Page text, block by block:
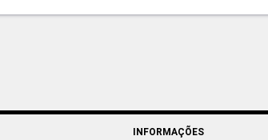
INFORMAÇÕES